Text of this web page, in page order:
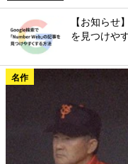
【お知らせ
を見つけや
名作